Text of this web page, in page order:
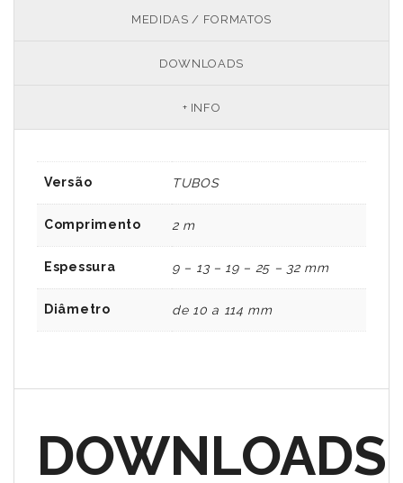
MEDIDAS / FORMATOS
DOWNLOADS
+ INFO
Versão TUBOS
Comprimento 2 m
Espessura 9 – 13 – 19 – 25 – 32 mm
Diâmetro de 10 a 114 mm
DOWNLOADS